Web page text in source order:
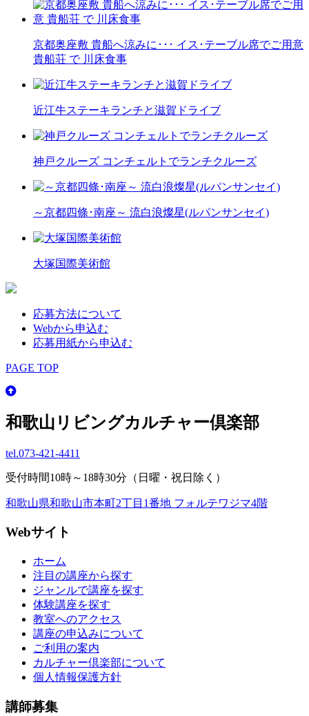
京都奥座敷 貴船へ涼みに･･･ イス･テーブル席でご用意
貴船荘 で 川床食事
近江牛ステーキランチと滋賀ドライブ
神戸クルーズ コンチェルトでランチクルーズ
～京都四條･南座～ 流白浪燦星(ルパンサンセイ)
大塚国際美術館
応募方法について
Webから申込む
応募用紙から申込む
PAGE TOP
和歌山リビングカルチャー倶楽部
tel.073-421-4411
受付時間10時～18時30分（日曜・祝日除く）
和歌山県和歌山市本町2丁目1番地 フォルテワジマ4階
Webサイト
ホーム
注目の講座から探す
ジャンルで講座を探す
体験講座を探す
教室へのアクセス
講座の申込みについて
ご利用の案内
カルチャー倶楽部について
個人情報保護方針
講師募集